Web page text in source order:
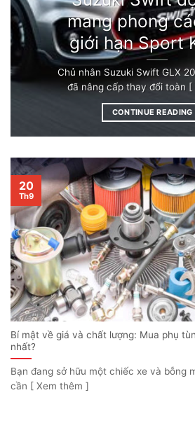
mang phong
giới hạn Sport
Chủ nhân Suzuki Swift GLX
đã nâng cấp thay đổi toàn [
CONTINUE READING
Bí mật về giá và chất lượng: Mua phụ
nhất?
Bạn đang sở hữu một chiếc xe và bỗng
cần [ Xem thêm ]
20
Th9